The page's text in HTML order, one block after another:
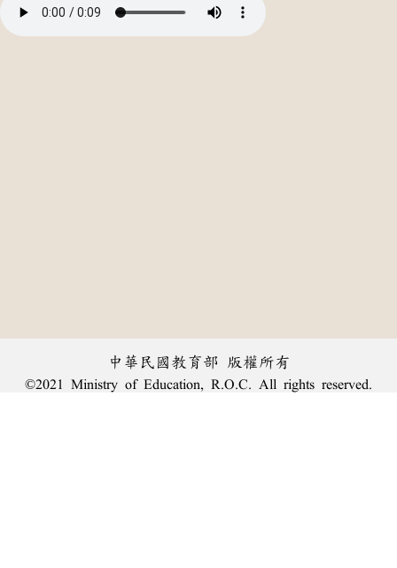
中華民國教育部 版權所有
©2021 Ministry of Education, R.O.C. All rights reserved.